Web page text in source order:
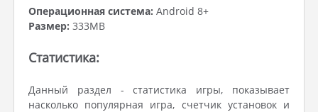
Операционная система: Android 8+
Размер: 333MB
Статистика:
Данный раздел - статистика игры, показывает
насколько популярная игра, счетчик установок и